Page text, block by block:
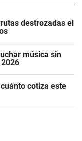
destrozadas el
música sin
cotiza este